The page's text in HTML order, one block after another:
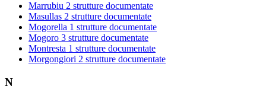
Marrubiu 2 strutture documentate
Masullas 2 strutture documentate
Mogorella 1 strutture documentate
Mogoro 3 strutture documentate
Montresta 1 strutture documentate
Morgongiori 2 strutture documentate
N